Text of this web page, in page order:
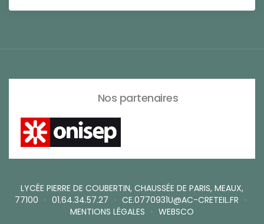
Nos partenaires
LYCÉE PIERRE DE COUBERTIN, CHAUSSÉE DE PARIS, MEAUX,
77100 • 01.64.34.57.27 • CE.0770931U@AC-CRETEIL.FR •
MENTIONS LÉGALES • WEBSCO